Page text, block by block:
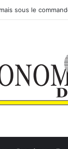
de Ma’anshan